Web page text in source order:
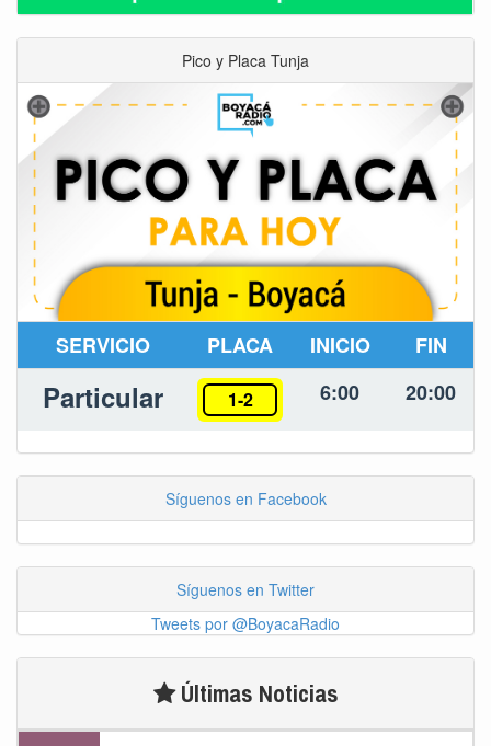
Pico y Placa Tunja
SERVICIO PLACA INICIO FIN
Particular 1-2 6:00 20:00
Síguenos en Facebook
Síguenos en Twitter
Tweets por @BoyacaRadio
Últimas Noticias